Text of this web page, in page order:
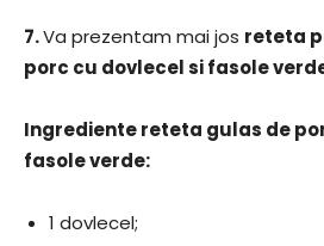
7.Va prezentam mai jos reteta
porc cu dovlecel si fasole
Ingrediente reteta gulas de
fasole verde:
1 dovlecel;